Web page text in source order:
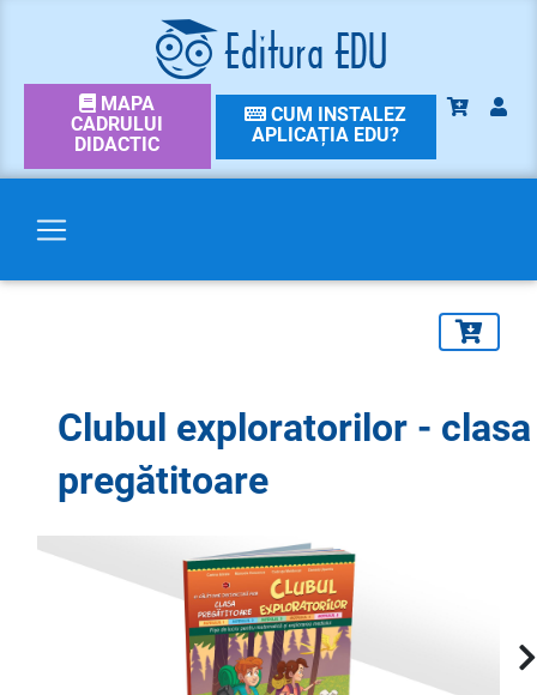
MAPA
CADRULUI
DIDACTIC
CUM INSTALEZ
APLICAȚIA EDU?
Clubul exploratorilor - clasa
pregătitoare